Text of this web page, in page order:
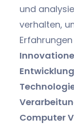
und
verhalten,
Computer